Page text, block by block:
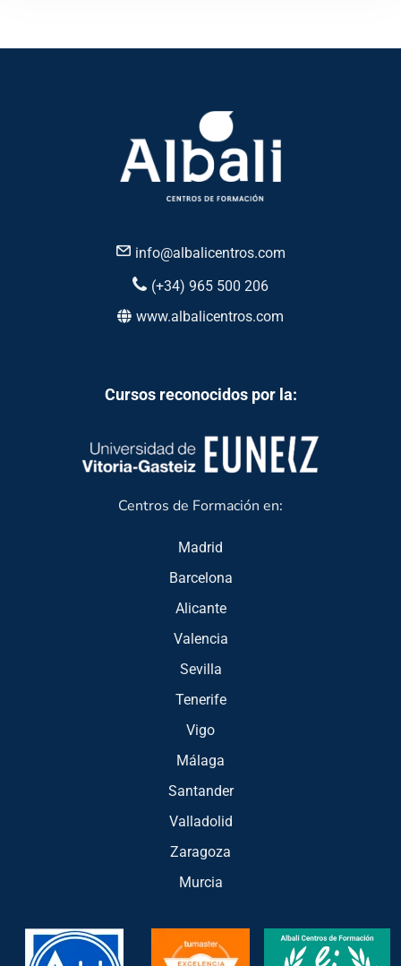
info@albalicentros.com
(+34) 965 500 206
www.albalicentros.com
Cursos reconocidos por la:
Centros de Formación en:
Madrid
Barcelona
Alicante
Valencia
Sevilla
Tenerife
Vigo
Málaga
Santander
Valladolid
Zaragoza
Murcia